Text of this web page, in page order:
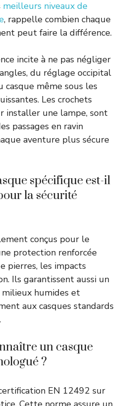
meilleurs niveaux de
, rappelle combien chaque
peut faire la différence.
incite à ne pas négliger
du réglage occipital
même sous les
Les crochets
installer une lampe, sont
passages en ravin
aventure plus sécure
spécifique est-il
la sécurité
conçus pour le
protection renforcée
pierres, les impacts
Ils garantissent aussi un
humides et
aux casques standards
un casque
?
EN 12492 sur